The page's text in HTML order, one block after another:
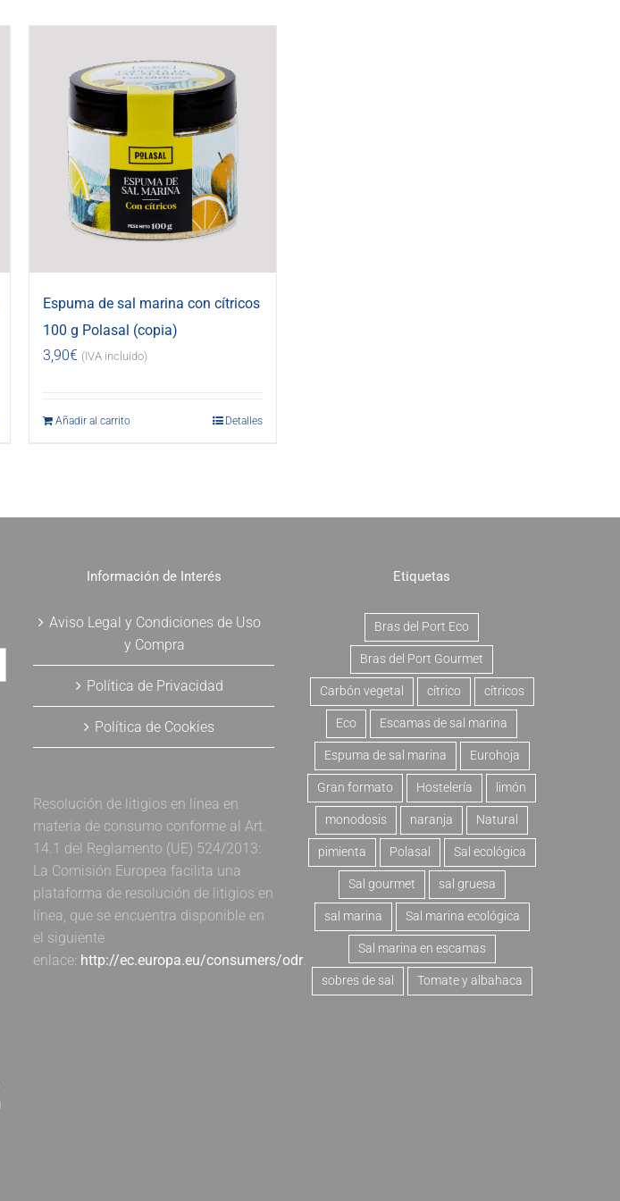
Espuma de sal marina con cítricos
100 g Polasal (copia)
3,90€ (IVA incluido)
Añadir al carrito Detalles
Información de Interés
Aviso Legal y Condiciones de Uso
y Compra
Política de Privacidad
Política de Cookies
Resolución de litigios en línea en
materia de consumo conforme al Art.
14.1 del Reglamento (UE) 524/2013:
La Comisión Europea facilita una
plataforma de resolución de litigios en
línea, que se encuentra disponible en
el siguiente
enlace: http://ec.europa.eu/consumers/odr
Etiquetas
Bras del Port Eco
Bras del Port Gourmet
Carbón vegetal cítrico cítricos
Eco Escamas de sal marina
Espuma de sal marina Eurohoja
Gran formato Hostelería limón
monodosis naranja Natural
pimienta Polasal Sal ecológica
Sal gourmet sal gruesa
sal marina Sal marina ecológica
Sal marina en escamas
sobres de sal Tomate y albahaca